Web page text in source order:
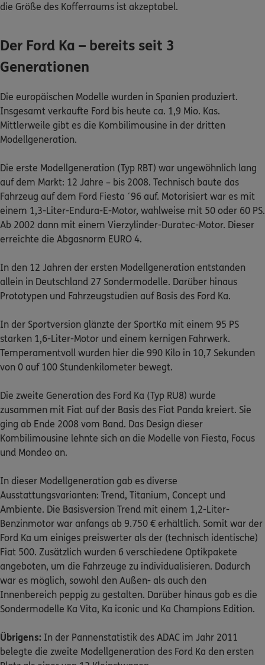
Bequem online oder telefonisch.
0800 / 3746 095
Mo–Sa 7–20 Uhr (gebührenfrei)
ERGO Berater finden
Kundenportal Log-in
die Größe des Kofferraums ist akzeptabel.
Der Ford Ka – bereits seit 3
Generationen
Die europäischen Modelle wurden in Spanien produziert.
Insgesamt verkaufte Ford bis heute ca. 1,9 Mio. Kas.
Mittlerweile gibt es die Kombilimousine in der dritten
Modellgeneration.
Die erste Modellgeneration (Typ RBT) war ungewöhnlich lang
auf dem Markt: 12 Jahre – bis 2008. Technisch baute das
Fahrzeug auf dem Ford Fiesta ´96 auf. Motorisiert war es mit
einem 1,3-Liter-Endura-E-Motor, wahlweise mit 50 oder 60 PS.
Ab 2002 dann mit einem Vierzylinder-Duratec-Motor. Dieser
erreichte die Abgasnorm EURO 4.
In den 12 Jahren der ersten Modellgeneration entstanden
allein in Deutschland 27 Sondermodelle. Darüber hinaus
Prototypen und Fahrzeugstudien auf Basis des Ford Ka.
In der Sportversion glänzte der SportKa mit einem 95 PS
starken 1,6-Liter-Motor und einem kernigen Fahrwerk.
Temperamentvoll wurden hier die 990 Kilo in 10,7 Sekunden
von 0 auf 100 Stundenkilometer bewegt.
Die zweite Generation des Ford Ka (Typ RU8) wurde
zusammen mit Fiat auf der Basis des Fiat Panda kreiert. Sie
ging ab Ende 2008 vom Band. Das Design dieser
Kombilimousine lehnte sich an die Modelle von Fiesta, Focus
und Mondeo an.
In dieser Modellgeneration gab es diverse
Ausstattungsvarianten: Trend, Titanium, Concept und
Ambiente. Die Basisversion Trend mit einem 1,2-Liter-
Benzinmotor war anfangs ab 9.750 € erhältlich. Somit war der
Ford Ka um einiges preiswerter als der (technisch identische)
Fiat 500. Zusätzlich wurden 6 verschiedene Optikpakete
angeboten, um die Fahrzeuge zu individualisieren. Dadurch
war es möglich, sowohl den Außen- als auch den
Innenbereich peppig zu gestalten. Darüber hinaus gab es die
Sondermodelle Ka Vita, Ka iconic und Ka Champions Edition.
Übrigens: In der Pannenstatistik des ADAC im Jahr 2011
belegte die zweite Modellgeneration des Ford Ka den ersten